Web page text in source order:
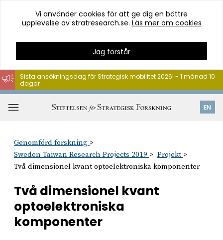
Hoppa
till
innehåll
Vi använder cookies för att ge dig en bättre
upplevelse av stratresearch.se. Läs mer om cookies
Jag förstår
EN
Sista ansökningsdag för Strategisk mobilitet 2026! - 1 månad 10
dagar
Genomförd forskning
Sweden Taiwan Research Projects 2019
Projekt
Två dimensionel kvant optoelektroniska komponenter
Två dimensionel kvant
optoelektroniska
komponenter